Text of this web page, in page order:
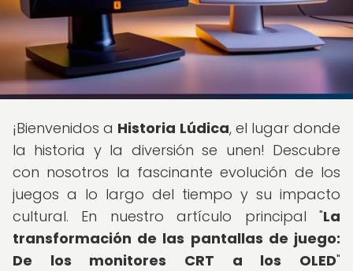
¡Bienvenidos a Historia Lúdica, el lugar donde
la historia y la diversión se unen! Descubre
con nosotros la fascinante evolución de los
juegos a lo largo del tiempo y su impacto
cultural. En nuestro artículo principal "La
transformación de las pantallas de juego:
De los monitores CRT a los OLED"